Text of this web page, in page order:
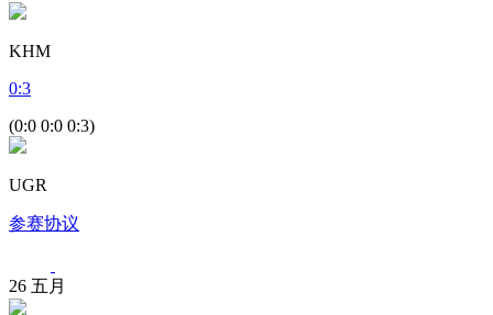
KHM
0:3
(0:0 0:0 0:3)
UGR
参赛协议
26 五月